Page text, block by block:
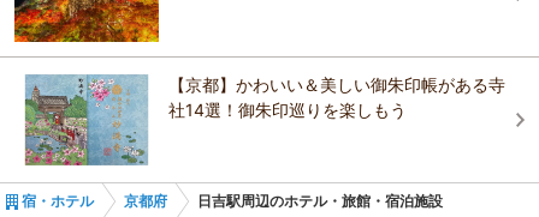
【京都】かわいい＆美しい御朱印帳がある寺
社14選！御朱印巡りを楽しもう
宿・ホテル 京都府 日吉駅周辺のホテル・旅館・宿泊施設